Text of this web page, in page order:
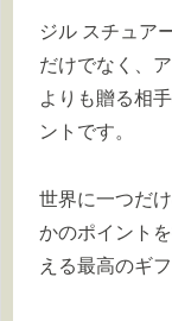
ジル スチュア
だけでなく、
よりも贈る相
ントです。
世界に一つだ
かのポイント
える最高のギ